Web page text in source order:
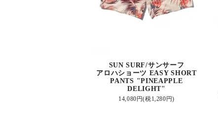
SUN SURF/サンサーフ
アロハショーツ EASY SHORT
PANTS "PINEAPPLE
DELIGHT"
14,080円(税1,280円)